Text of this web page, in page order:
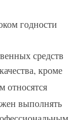
годности
средств
кроме
относятся
выполнять